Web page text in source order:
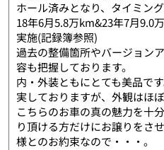
ホール済みとなり、タイミン
18年6月5.8万km&23年7月9.0
実施(記録簿参照)
過去の整備箇所やバージョン
容も把握しております。
内・外装ともにとても美品で
実しておりますが、外観はほ
こちらのお車の真の魅力を十
り頂ける方だけにお譲りをさ
様とのお約束なので・・・。